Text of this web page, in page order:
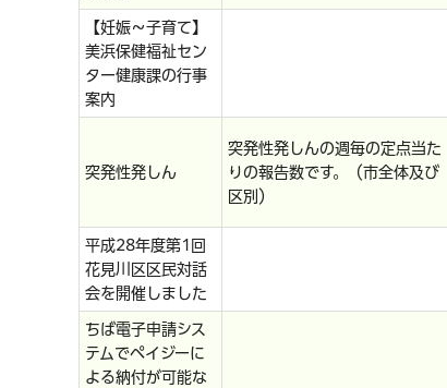
【妊娠～子育て】
美浜保健福祉セン
ター健康課の行事
案内
突発性発しん
突発性発しんの週毎の定点当た
りの報告数です。（市全体及び
区別）
平成28年度第1回
花見川区区民対話
会を開催しました
ちば電子申請シス
テムでペイジーに
よる納付が可能な